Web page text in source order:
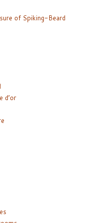
of Spiking-Beard
d’or